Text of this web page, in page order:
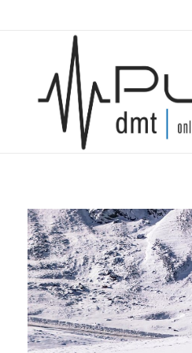
Puls Magazin
Zukunft der Mobilität